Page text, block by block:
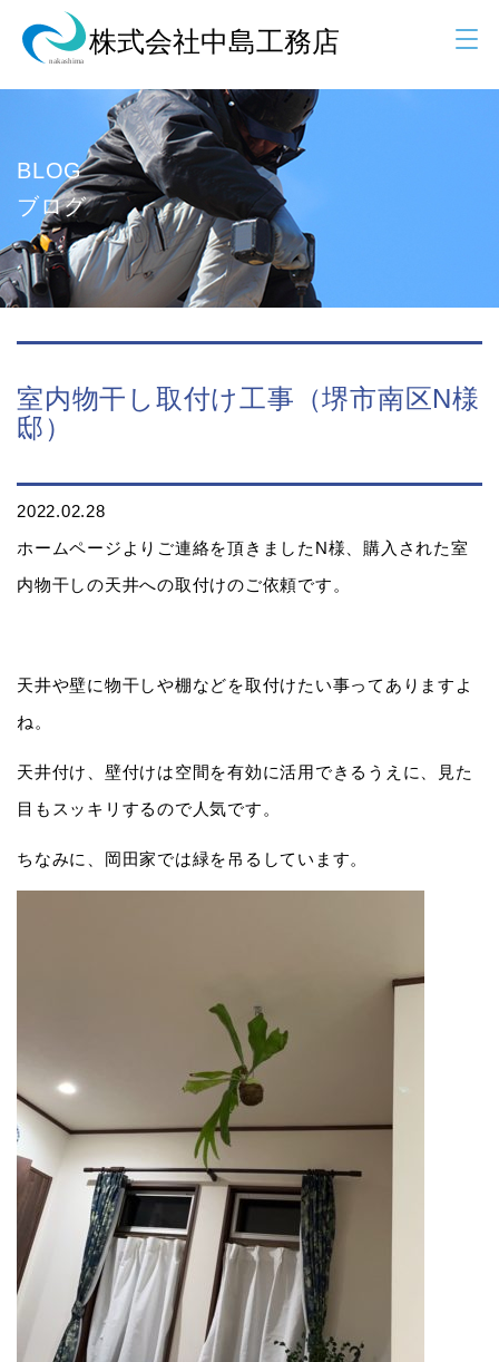
BLOG
ブログ
室内物干し取付け工事（堺市南区N様
邸）
2022.02.28
ホームページよりご連絡を頂きましたN様、購入された室
内物干しの天井への取付けのご依頼です。
天井や壁に物干しや棚などを取付けたい事ってありますよ
ね。
天井付け、壁付けは空間を有効に活用できるうえに、見た
目もスッキリするので人気です。
ちなみに、岡田家では緑を吊るしています。